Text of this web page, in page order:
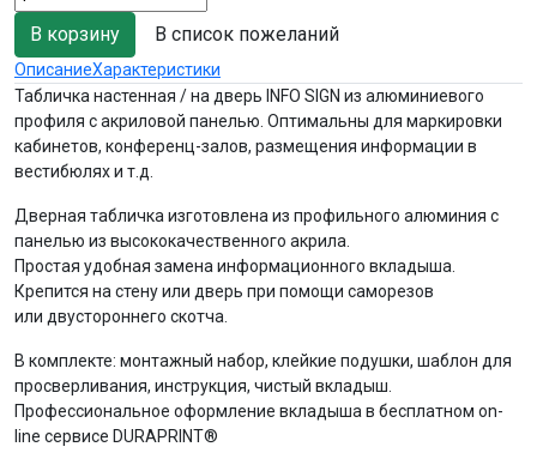
В список пожеланий
ОписаниеХарактеристики
Табличка настенная / на дверь INFO SIGN из алюминиевого
профиля с акриловой панелью. Оптимальны для маркировки
кабинетов, конференц-залов, размещения информации в
вестибюлях и т.д.
Дверная табличка изготовлена из профильного алюминия с
панелью из высококачественного акрила.
Простая удобная замена информационного вкладыша.
Крепится на стену или дверь при помощи саморезов
или двустороннего скотча.
В комплекте: монтажный набор, клейкие подушки, шаблон для
просверливания, инструкция, чистый вкладыш.
Профессиональное оформление вкладыша в бесплатном on-
line сервисе DURAPRINT®